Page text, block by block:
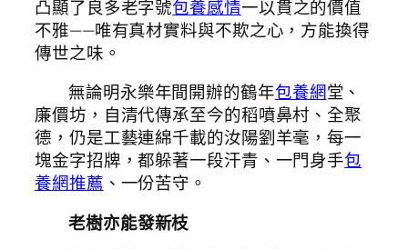
凸顯了良多老字號包養感情一以貫之的價值
不雅——唯有真材實料與不欺之心，方能換得
傳世之味。
無論明永樂年間開辦的鶴年包養網堂、
廉價坊，自清代傳承至今的稻噴鼻村、全聚
德，仍是工藝連綿千載的汝陽劉羊毫，每一
塊金字招牌，都躲著一段汗青、一門身手包
養網推薦 、一份苦守。
老樹亦能發新枝